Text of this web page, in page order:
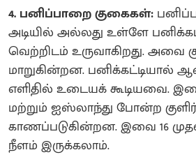
4. பனிப்பாறை குகைகள்:
அடியில் அல்லது உள்ளே
வெற்றிடம் உருவாகிறது. அவை
மாறுகின்றன. பனிக்கட்டியால்
எளிதில் உடையக் கூடியவை.
மற்றும் ஐஸ்லாந்து போன்ற
காணப்படுகின்றன. இவை 16
நீளம் இருக்கலாம்.